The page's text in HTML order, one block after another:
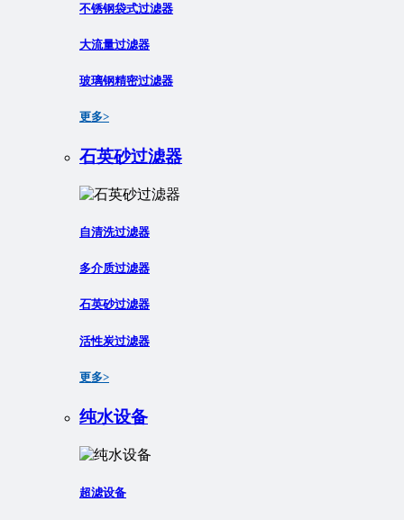
不锈钢袋式过滤器
大流量过滤器
玻璃钢精密过滤器
更多>
石英砂过滤器
自清洗过滤器
多介质过滤器
石英砂过滤器
活性炭过滤器
更多>
纯水设备
超滤设备